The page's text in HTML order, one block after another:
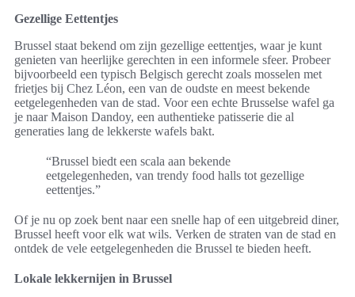
Gezellige Eettentjes
Brussel staat bekend om zijn gezellige eettentjes, waar je kunt
genieten van heerlijke gerechten in een informele sfeer. Probeer
bijvoorbeeld een typisch Belgisch gerecht zoals mosselen met
frietjes bij Chez Léon, een van de oudste en meest bekende
eetgelegenheden van de stad. Voor een echte Brusselse wafel ga
je naar Maison Dandoy, een authentieke patisserie die al
generaties lang de lekkerste wafels bakt.
“Brussel biedt een scala aan bekende
eetgelegenheden, van trendy food halls tot gezellige
eettentjes.”
Of je nu op zoek bent naar een snelle hap of een uitgebreid diner,
Brussel heeft voor elk wat wils. Verken de straten van de stad en
ontdek de vele eetgelegenheden die Brussel te bieden heeft.
Lokale lekkernijen in Brussel